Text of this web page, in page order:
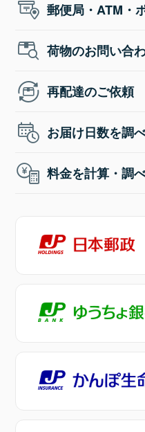
郵便局・ATM・
荷物のお問い合
再配達のご依頼
お届け日数を調
料金を計算・調